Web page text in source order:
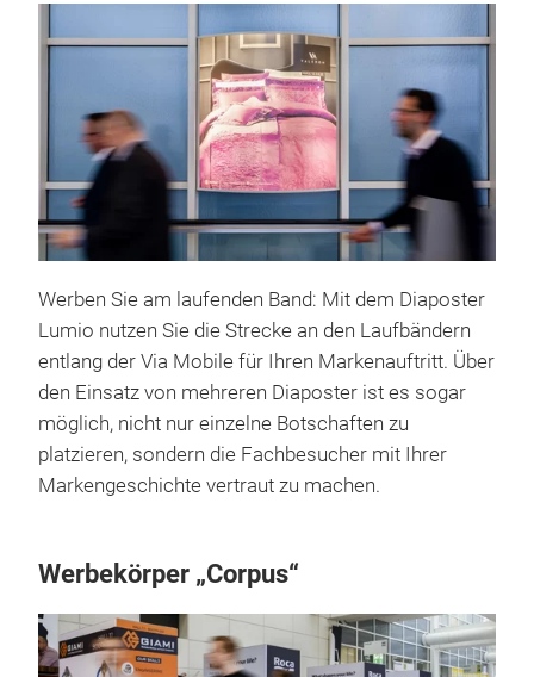
Werben Sie am laufenden Band: Mit dem Diaposter
Lumio nutzen Sie die Strecke an den Laufbändern
entlang der Via Mobile für Ihren Markenauftritt. Über
den Einsatz von mehreren Diaposter ist es sogar
möglich, nicht nur einzelne Botschaften zu
platzieren, sondern die Fachbesucher mit Ihrer
Markengeschichte vertraut zu machen.
Werbekörper „Corpus“